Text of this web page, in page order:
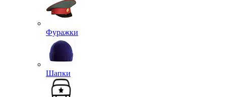
Фуражки
Шапки